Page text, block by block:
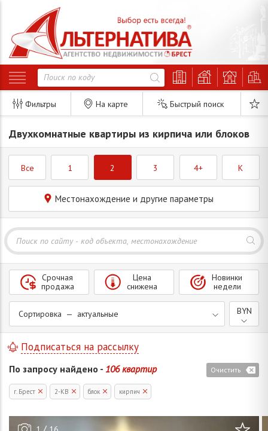
Фильтры На карте Быстрый поиск
Двухкомнатные квартиры из кирпича или блоков
Все 1 2 3 4+ K
Местонахождение и другие параметры
Сортировка — актуальные
Срочная
продажа
Цена
снижена
Новинки
недели
BYN
По запросу найдено - 106 квартир Очистить
Подписаться на рассылку
г. Брест 2-КВ блок кирпич